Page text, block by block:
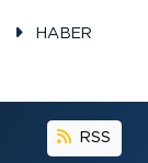
HABER
RSS